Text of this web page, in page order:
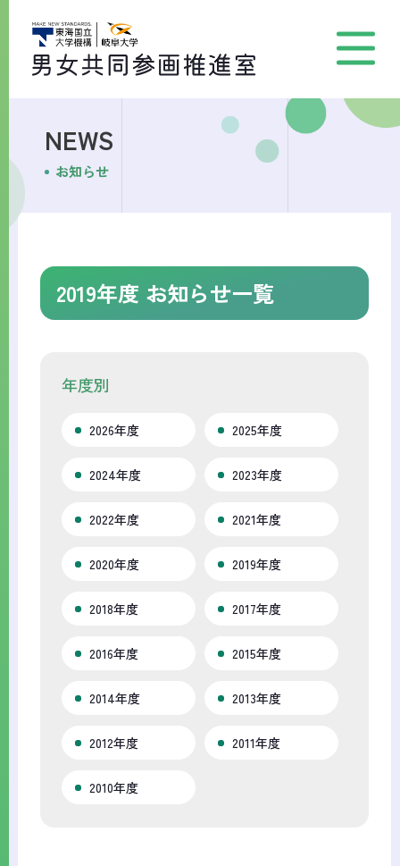
NEWS
お知らせ
2019年度 お知らせ一覧
年度別
2026年度 2025年度
2024年度 2023年度
2022年度 2021年度
2020年度 2019年度
2018年度 2017年度
2016年度 2015年度
2014年度 2013年度
2012年度 2011年度
2010年度